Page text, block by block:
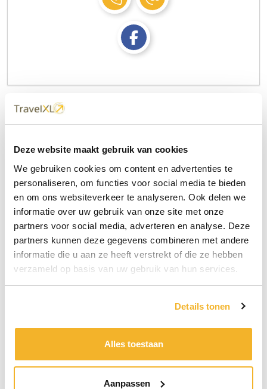
Deze website maakt gebruik van cookies
We gebruiken cookies om content en advertenties te
personaliseren, om functies voor social media te bieden
en om ons websiteverkeer te analyseren. Ook delen we
informatie over uw gebruik van onze site met onze
partners voor social media, adverteren en analyse. Deze
partners kunnen deze gegevens combineren met andere
informatie die u aan ze heeft verstrekt of die ze hebben
verzameld op basis van uw gebruik van hun services.
Details tonen
Alles toestaan
Aanpassen
Uw naam
Uw e-mailadres
Onderwerp
Bericht
Bericht versturen